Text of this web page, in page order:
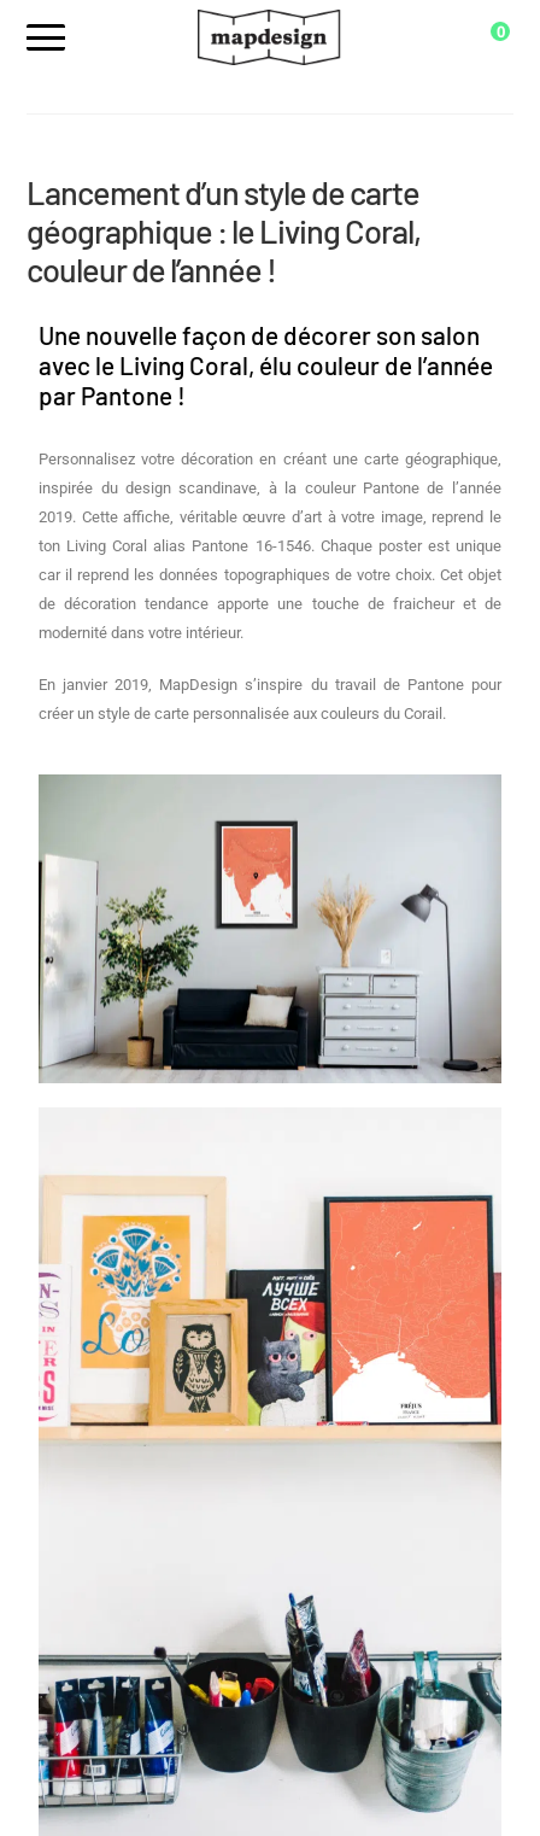
0
Lancement d’un style de carte
géographique : le Living Coral,
couleur de l’année !
Une nouvelle façon de décorer son salon
avec le Living Coral, élu couleur de l’année
par Pantone !
Personnalisez votre décoration en créant une carte géographique,
inspirée du design scandinave, à la couleur Pantone de l’année
2019. Cette affiche, véritable œuvre d’art à votre image, reprend le
ton Living Coral alias Pantone 16-1546. Chaque poster est unique
car il reprend les données topographiques de votre choix. Cet objet
de décoration tendance apporte une touche de fraicheur et de
modernité dans votre intérieur.
En janvier 2019, MapDesign s’inspire du travail de Pantone pour
créer un style de carte personnalisée aux couleurs du Corail.